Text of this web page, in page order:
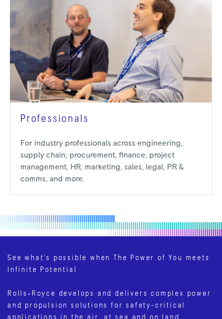
Professionals
For industry professionals across engineering,
supply chain, procurement, finance, project
management, HR, marketing, sales, legal, PR &
comms, and more.
See what’s possible when The Power of You meets
Infinite Potential
Rolls‑Royce develops and delivers complex power
and propulsion solutions for safety-critical
applications in the air, at sea and on land.